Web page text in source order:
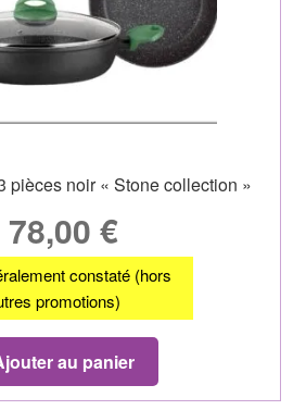
pièces noir « Stone collection »
78,00 €
constaté (hors
promotions)
au panier